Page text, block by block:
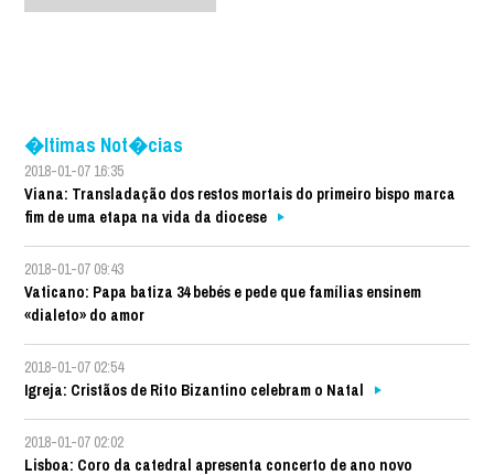
�ltimas Not�cias
2018-01-07 16:35
Viana: Transladação dos restos mortais do primeiro bispo marca
fim de uma etapa na vida da diocese
2018-01-07 09:43
Vaticano: Papa batiza 34 bebés e pede que famílias ensinem
«dialeto» do amor
2018-01-07 02:54
Igreja: Cristãos de Rito Bizantino celebram o Natal
2018-01-07 02:02
Lisboa: Coro da catedral apresenta concerto de ano novo